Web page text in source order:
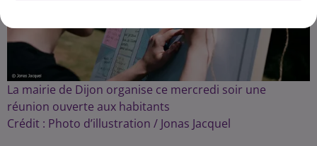
La mairie de Dijon organise ce mercredi soir une
réunion ouverte aux habitants
Crédit : Photo d’illustration / Jonas Jacquel